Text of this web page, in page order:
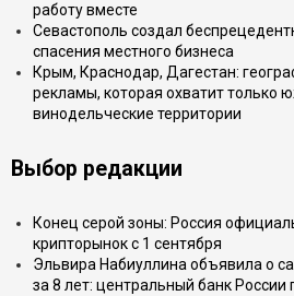
работу вместе
Севастополь создал
спасения местного бизнеса
Крым, Краснодар, Дагестан:
рекламы, которая охватит только
винодельческие территории
Выбор редакции
Конец серой зоны: Россия
крипторынок с 1 сентября
Эльвира Набиуллина объявила о
за 8 лет: центральный банк России